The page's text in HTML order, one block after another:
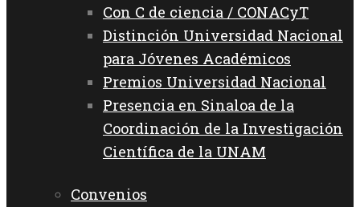
Con C de ciencia / CONACyT
Distinción Universidad Nacional
para Jóvenes Académicos
Premios Universidad Nacional
Presencia en Sinaloa de la
Coordinación de la Investigación
Científica de la UNAM
Convenios